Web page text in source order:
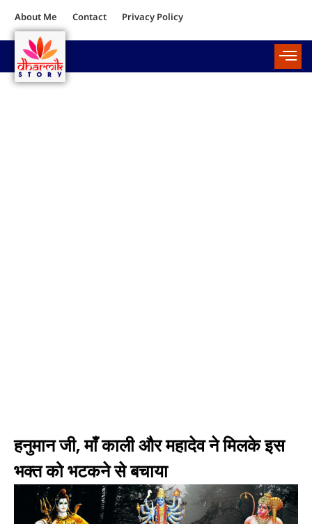
About Me Contact Privacy Policy
हनुमान जी, माँ काली और महादेव ने मिलके इस
भक्त को भटकने से बचाया